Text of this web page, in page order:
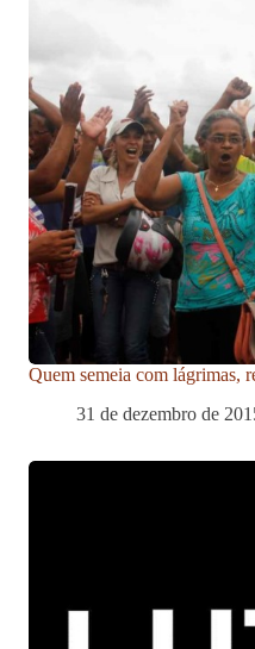
Quem semeia com lágrimas,
31 de dezembro de